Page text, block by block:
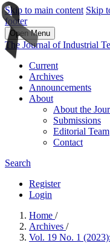
Skip to main content Skip
footer
Open Menu
The Journal of Industrial
Current
Archives
Announcements
About
About the
Submissions
Editorial Team
Contact
Search
Register
Login
Home /
Archives /
Vol. 19 No. 1